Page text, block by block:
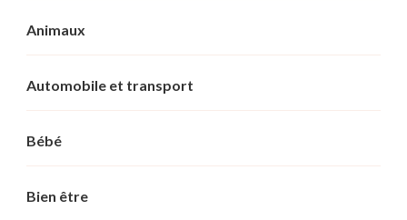
Animaux
Automobile et transport
Bébé
Bien être